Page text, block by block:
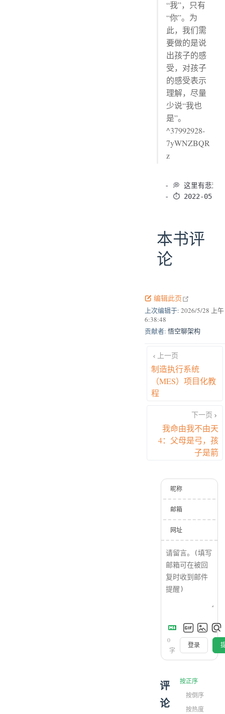
“我”，只有
“你”。为
此，我们需
要做的是说
出孩子的感
受，对孩子
的感受表示
理解，尽量
少说“我也
是”。
^37992928-
7yWNZBQR
z
- 💭 这里有悲观
本书评
论
编辑此页
上次编辑于: 2026/5/28 上午
6:38:48
贡献者: 悟空聊架构
上一页
制造执行系统
（MES）项目化教
程
下一页
我命由我不由天
4：父母是弓，孩
子是箭
昵称
邮箱
网址
0
字
登录
评
论
按正序
按倒序
按热度